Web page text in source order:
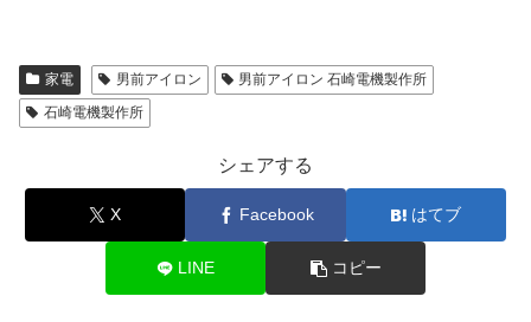
家電 男前アイロン
男前アイロン 石崎電機製作所
石崎電機製作所
シェアする
X Facebook はてブ
LINE コピー